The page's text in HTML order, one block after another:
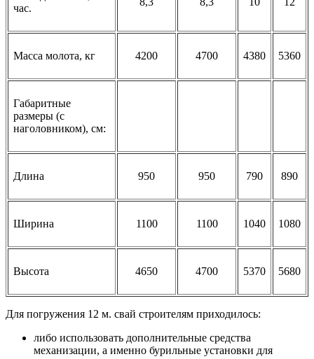
час.
Масса молота, кг 4200 4700 4380 5360
Габаритные
размеры (с
наголовником), см:
Длина 950 950 790 890
Ширина 1100 1100 1040 1080
Высота 4650 4700 5370 5680
Для погружения 12 м. свай строителям приходилось:
либо использовать дополнительные средства
механизации, а именно бурильные установки для